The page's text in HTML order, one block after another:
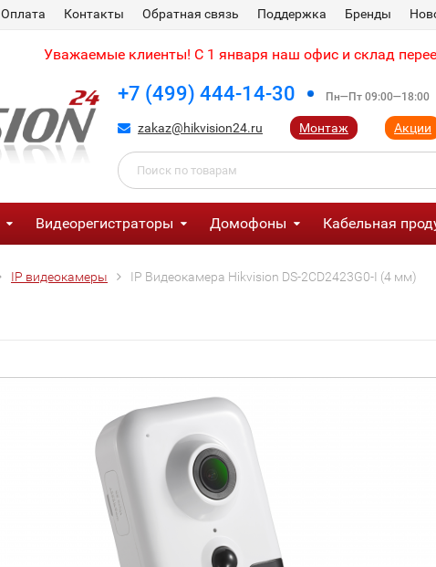
Оплата Контакты Обратная связь Поддержка Бренды
Уважаемые клиенты! С 1 января наш офис и склад
+7 (499) 444-14-30 Пн—Пт 09:00—18:00
zakaz@hikvision24.ru Монтаж Акции
Видеорегистраторы Домофоны Кабельная
IP видеокамеры IP Видеокамера Hikvision DS-2CD2423G0-I (4 мм)